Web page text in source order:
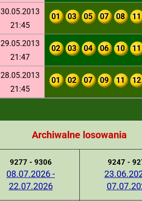
30.05.2013
21:45
01 03 05 07 08 11
29.05.2013
21:47
02 03 04 06 10 11
28.05.2013
21:45
01 02 07 09 11 12
Archiwalne losowania
9277 - 9306
08.07.2026 -
22.07.2026
9247 -